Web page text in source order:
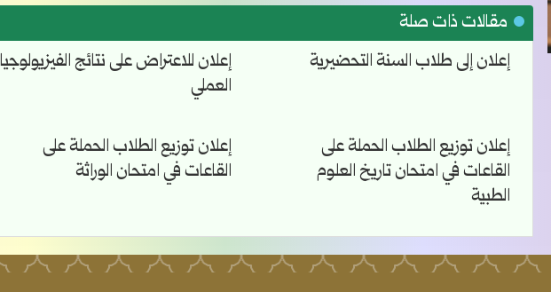
مقالات ذات صلة
إعلان إلى طلاب السنة التحضيرية
إعلان للاعتراض على نتائج الفيزيولوجيا
العملي
إعلان توزيع الطلاب الحملة على
القاعات في امتحان تاريخ العلوم
الطبية
إعلان توزيع الطلاب الحملة على
القاعات في امتحان الوراثة